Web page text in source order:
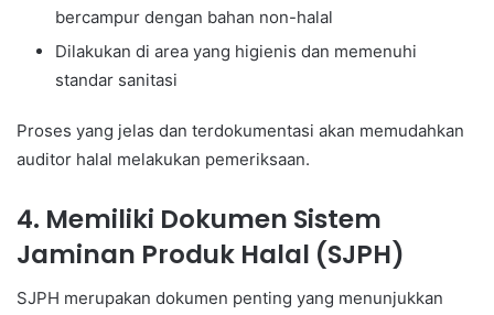
bercampur dengan bahan non-halal
Dilakukan di area yang higienis dan memenuhi
standar sanitasi
Proses yang jelas dan terdokumentasi akan memudahkan
auditor halal melakukan pemeriksaan.
4. Memiliki Dokumen Sistem
Jaminan Produk Halal (SJPH)
SJPH merupakan dokumen penting yang menunjukkan